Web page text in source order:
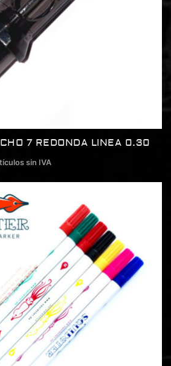
7 REDONDA LINEA 0.30
sin IVA